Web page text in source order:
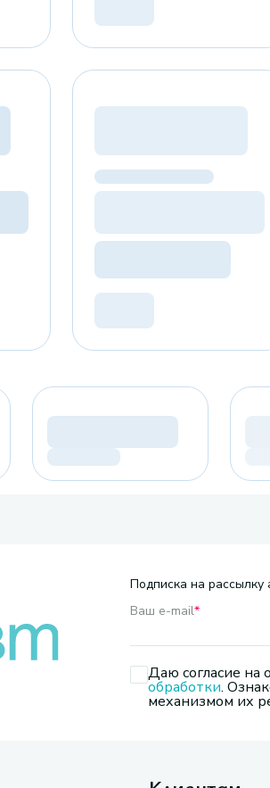
Подписка на рассылку
Ваш e-mail*
Даю согласие на
обработки.
механизмом их